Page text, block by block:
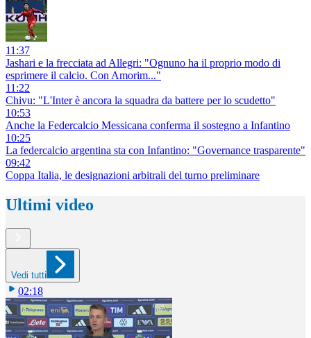
11:37
Jashari e la frecciata ad Allegri: "Ognuno ha il proprio modo di
esprimere il calcio. Con Amorim..."
11:22
Chivu: "L'Inter è ancora la squadra da battere per lo scudetto"
10:53
Anche la Federcalcio Messicana conferma il sostegno a Infantino
10:25
La federcalcio argentina sta con Infantino: "Governance trasparente"
09:42
Coppa Italia, le designazioni arbitrali del turno preliminare
Ultimi video
Vedi tutti
02:18